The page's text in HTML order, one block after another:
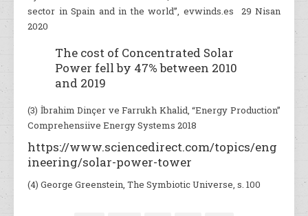
sector in Spain and in the world”, evwinds.es 29 Nisan
2020
The cost of Concentrated Solar
Power fell by 47% between 2010
and 2019
(3) İbrahim Dinçer ve Farrukh Khalid, “Energy Production”
Comprehensiive Energy Systems 2018
https://www.sciencedirect.com/topics/eng
ineering/solar-power-tower
(4) George Greenstein, The Symbiotic Universe, s. 100